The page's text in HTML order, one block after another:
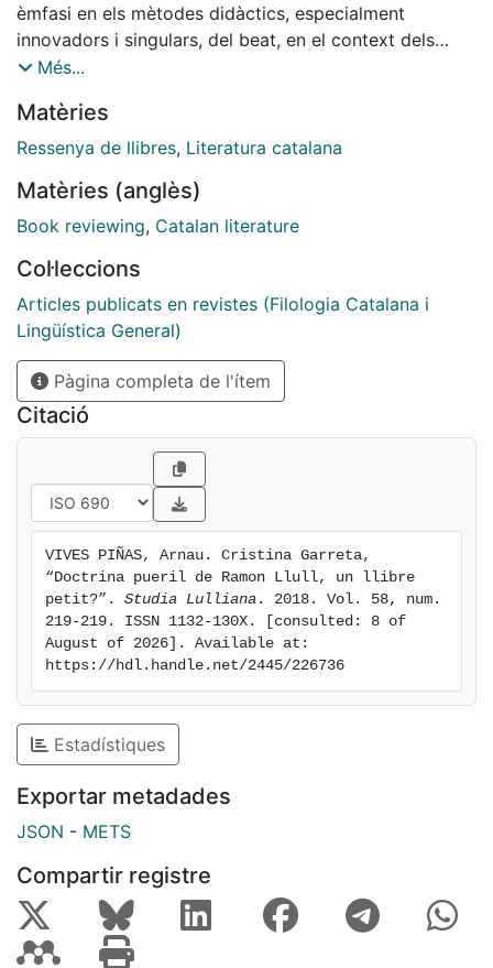
èmfasi en els mètodes didàctics, especialment
innovadors i singulars, del beat, en el context dels
corrents pedagògics contemporanis dirigits als laics.
Més...
Matèries
Ressenya de llibres, Literatura catalana
Matèries (anglès)
Book reviewing, Catalan literature
Col·leccions
Articles publicats en revistes (Filologia Catalana i
Lingüística General)
Pàgina completa de l'ítem
Citació
VIVES PIÑAS, Arnau. Cristina Garreta,
“Doctrina pueril de Ramon Llull, un llibre
petit?”. Studia Lulliana . 2018. Vol. 58, num.
219-219. ISSN 1132-130X. [consulted: 8 of
August of 2026]. Available at:
https://hdl.handle.net/2445/226736
Estadístiques
Exportar metadades
JSON - METS
Compartir registre